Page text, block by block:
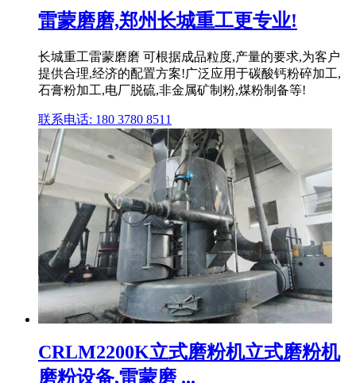
雷蒙磨磨,郑州长城重工更专业!
长城重工雷蒙磨磨 可根据成品粒度,产量的要求,为客户
提供合理,经济的配置方案!广泛应用于碳酸钙粉碎加工,
石膏粉加工,电厂脱硫,非金属矿制粉,煤粉制备等!
联系电话: 180 3780 8511
CRLM2200K立式磨粉机立式磨粉机
磨粉设备,雷蒙磨 ...